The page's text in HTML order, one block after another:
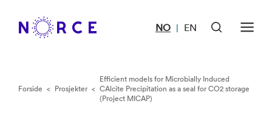
NO | EN
Forside < Prosjekter <
Efficient models for Microbially Induced
CAlcite Precipitation as a seal for CO2 storage
(Project MICAP)